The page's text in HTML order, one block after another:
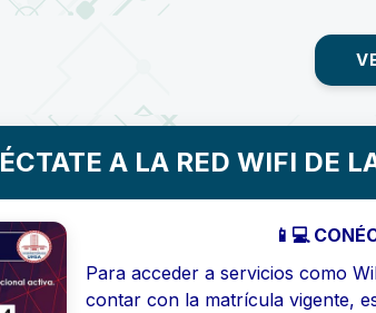
A LA RED WIFI DE
📱💻
Para acceder a servicios como
contar con la matrícula vigente,